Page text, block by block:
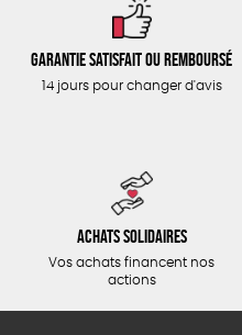
Garantie satisfait ou remboursé
14 jours pour changer d'avis
Achats solidaires
Vos achats financent nos
actions